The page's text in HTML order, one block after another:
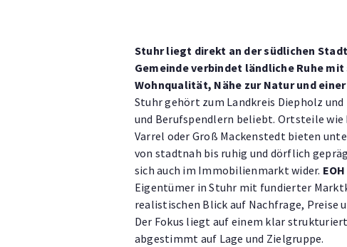
Stuhr liegt direkt an der südlichen
Gemeinde verbindet ländliche Ruhe
Wohnqualität, Nähe zur Natur und
Stuhr gehört zum Landkreis Diepholz
und Berufspendlern beliebt. Ortsteile wie
Varrel oder Groß Mackenstedt bieten
von stadtnah bis ruhig und dörflich
sich auch im Immobilienmarkt wider.
Eigentümer in Stuhr mit fundierter
realistischen Blick auf Nachfrage, Preise
Der Fokus liegt auf einem klar
abgestimmt auf Lage und Zielgruppe.